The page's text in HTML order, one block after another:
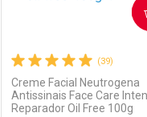
(39)
Creme Facial Neutrogena
Antissinais Face Care
Reparador Oil Free 100g
COMPRAR